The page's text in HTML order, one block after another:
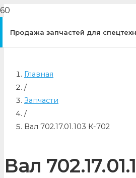
Продажа запчастей для
Главная
/
Запчасти
/
Вал 702.17.01.103 К-702
Вал